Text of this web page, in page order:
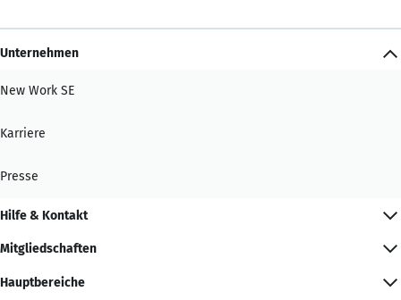
Unternehmen
New Work SE
Karriere
Presse
Hilfe & Kontakt
Mitgliedschaften
Hauptbereiche